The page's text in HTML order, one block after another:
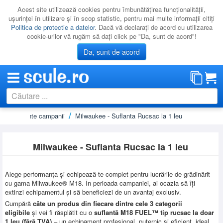
Acest site utilizează cookies pentru îmbunătăţirea funcţionalităţii,
uşurinţei în utilizare şi în scop statistic, pentru mai multe informaţii citiţi
Politica de protectie a datelor. Dacă vă declaraţi de acord cu utilizarea
cookie-urilor vă rugăm să daţi click pe "Da, sunt de acord"!
Da, sunt de acord
CATEGORII
NOUTATI
LICHIDARE
CATALOAGE
PRODUCATORI
campanii Milwaukee - Suflanta Rucsac la 1 leu
Milwaukee - Suflanta Rucsac la 1 leu
Alege performanța și echipează-te complet pentru lucrările de grădinărit
cu gama Milwaukee® M18. În perioada campaniei, ai ocazia să îți
extinzi echipamentul și să beneficiezi de un avantaj exclusiv.
Cumpără câte un produs din fiecare dintre cele 3 categorii
eligibile și vei fi răsplătit cu o suflantă M18 FUEL™ tip rucsac la doar